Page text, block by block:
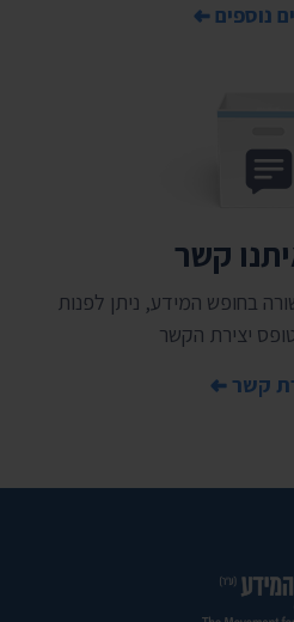
נוספים
קשר
בחופש המידע, ניתן לפנות
יצירת הקשר
קשר